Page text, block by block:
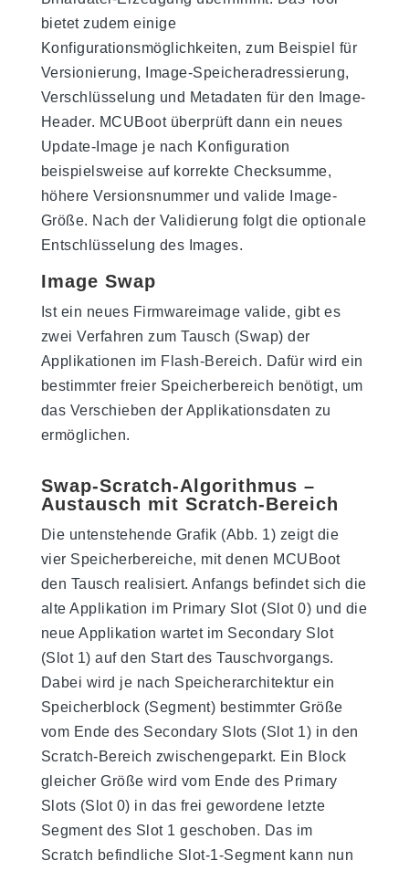
bietet zudem einige
Konfigurationsmöglichkeiten, zum Beispiel für
Versionierung, Image-Speicheradressierung,
Verschlüsselung und Metadaten für den Image-
Header. MCUBoot überprüft dann ein neues
Update-Image je nach Konfiguration
beispielsweise auf korrekte Checksumme,
höhere Versionsnummer und valide Image-
Größe. Nach der Validierung folgt die optionale
Entschlüsselung des Images.
Image Swap
Ist ein neues Firmwareimage valide, gibt es
zwei Verfahren zum Tausch (Swap) der
Applikationen im Flash-Bereich. Dafür wird ein
bestimmter freier Speicherbereich benötigt, um
das Verschieben der Applikationsdaten zu
ermöglichen.
Swap-Scratch-Algorithmus –
Austausch mit Scratch-Bereich
Die untenstehende Grafik (Abb. 1) zeigt die
vier Speicherbereiche, mit denen MCUBoot
den Tausch realisiert. Anfangs befindet sich die
alte Applikation im Primary Slot (Slot 0) und die
neue Applikation wartet im Secondary Slot
(Slot 1) auf den Start des Tauschvorgangs.
Dabei wird je nach Speicherarchitektur ein
Speicherblock (Segment) bestimmter Größe
vom Ende des Secondary Slots (Slot 1) in den
Scratch-Bereich zwischengeparkt. Ein Block
gleicher Größe wird vom Ende des Primary
Slots (Slot 0) in das frei gewordene letzte
Segment des Slot 1 geschoben. Das im
Scratch befindliche Slot-1-Segment kann nun